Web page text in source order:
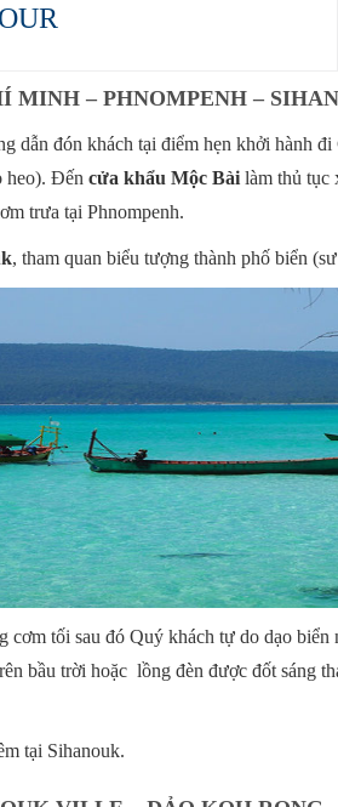
MINH – PHNOMPENH –
dẫn đón khách tại điểm hẹn khởi hành
heo). Đến cửa khẩu Mộc Bài làm thủ tục
trưa tại Phnompenh.
, tham quan biểu tượng thành phố biển
cơm tối sau đó Quý khách tự do dạo
bầu trời hoặc lồng đèn được đốt sáng
tại Sihanouk.